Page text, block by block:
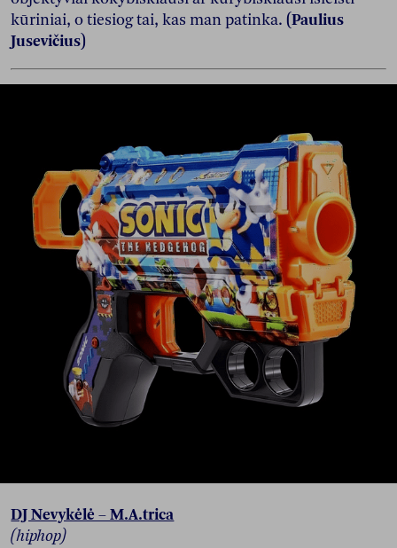
kūriniai, o tiesiog tai, kas man patinka.(Paulius
Jusevičius)
DJ Nevykėlė – M.A.trica
(hiphop)